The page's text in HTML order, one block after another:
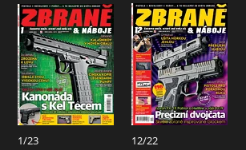
1/23 12/22